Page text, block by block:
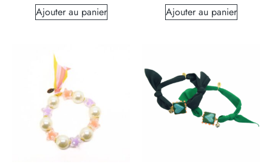
Ajouter au panier
Ajouter au panier